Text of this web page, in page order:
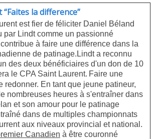
la difference”
est fier de féliciter Daniel Béland
par Lindt comme un passionné
à faire une différence dans la
de patinage. Lindt a reconnu
des deux bénéficiaires d'un don de 10
le CPA Saint Laurent. Faire une
redonner. En tant que jeune patineur,
nombreuses heures à s'entraîner dans
et son amour pour le patinage
dans de multiples championnats
aux niveaux provincial et national.
Canadien à être couronné